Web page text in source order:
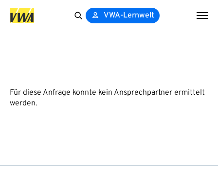
VWA-Lernwelt
Für diese Anfrage konnte kein Ansprechpartner ermittelt
werden.